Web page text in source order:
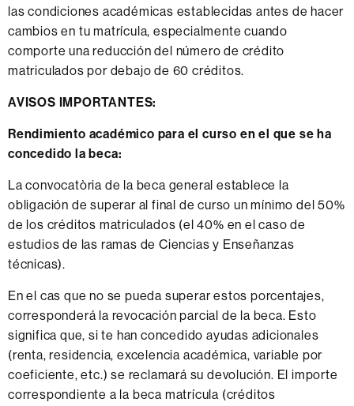
las condiciones académicas establecidas antes de hacer
cambios en tu matrícula, especialmente cuando
comporte una reducción del número de crédito
matriculados por debajo de 60 créditos.
AVISOS IMPORTANTES:
Rendimiento académico para el curso en el que se ha
concedido la beca:
La convocatòria de la beca general establece la
obligación de superar al final de curso un mínimo del 50%
de los créditos matriculados (el 40% en el caso de
estudios de las ramas de Ciencias y Enseñanzas
técnicas).
En el cas que no se pueda superar estos porcentajes,
corresponderá la revocación parcial de la beca. Esto
significa que, si te han concedido ayudas adicionales
(renta, residencia, excelencia académica, variable por
coeficiente, etc.) se reclamará su devolución. El importe
correspondiente a la beca matrícula (créditos